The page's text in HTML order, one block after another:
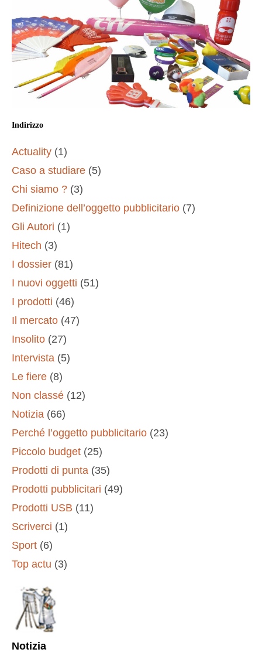
Indirizzo
Actuality (1)
Caso a studiare (5)
Chi siamo ? (3)
Definizione dell’oggetto pubblicitario (7)
Gli Autori (1)
Hitech (3)
I dossier (81)
I nuovi oggetti (51)
I prodotti (46)
Il mercato (47)
Insolito (27)
Intervista (5)
Le fiere (8)
Non classé (12)
Notizia (66)
Perché l’oggetto pubblicitario (23)
Piccolo budget (25)
Prodotti di punta (35)
Prodotti pubblicitari (49)
Prodotti USB (11)
Scriverci (1)
Sport (6)
Top actu (3)
Notizia